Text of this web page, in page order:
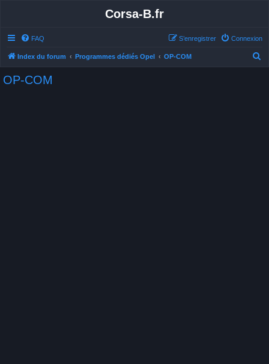
Corsa-B.fr
FAQ Connexion
S’enregistrer
Index du forum Programmes dédiés Opel OP-COM
OP-COM